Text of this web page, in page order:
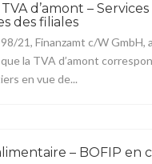
d’amont –
des filiales
21, Finanzamt c/W GmbH,
la TVA d’amont
en vue de...
– BOFIP en